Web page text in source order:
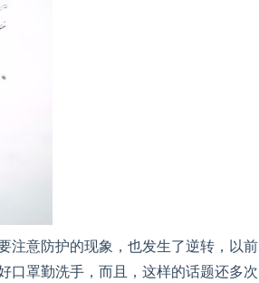
注意防护的现象，也发生了逆转，以前
口罩勤洗手，而且，这样的话题还多次